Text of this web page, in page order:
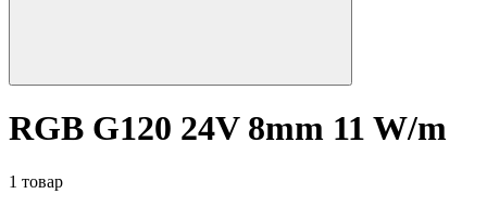
RGB G120 24V 8mm 11 W/m
1 товар